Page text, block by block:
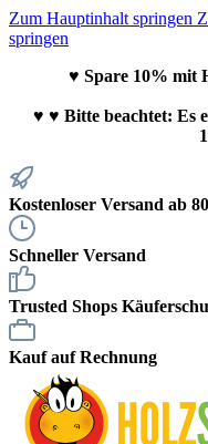
Zum Hauptinhalt springen
springen
♥ Spare 10% mit
♥ ♥ Bitte beachtet: Es
Kostenloser Versand ab
Schneller Versand
Trusted Shops
Kauf auf Rechnung